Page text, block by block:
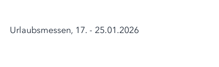
Urlaubsmessen, 17. - 25.01.2026